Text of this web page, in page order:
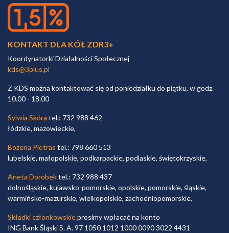
KONTAKT DLA KÓŁ ZDR3+
Koordynatorki Działalności Społecznej
kds@3plus.pl
Z KDS można kontaktować się od poniedziałku do piątku, w godz.
10.00 - 18.00
Sylwia Skóra tel.: 732 988 462
łódzkie, mazowieckie,
Bożena Pietras tel.: 798 660 513
lubelskie, małopolskie, podkarpackie, podlaskie, świętokrzyskie,
Aneta Dorobektel.: 732 988 437
dolnośląskie, kujawsko-pomorskie, opolskie, pomorskie, śląskie,
warmińsko-mazurskie, wielkopolskie, zachodniopomorskie,
Składki członkowskieprosimy wpłacać na konto
ING Bank Śląski S. A. 97 1050 1012 1000 0090 3022 4431